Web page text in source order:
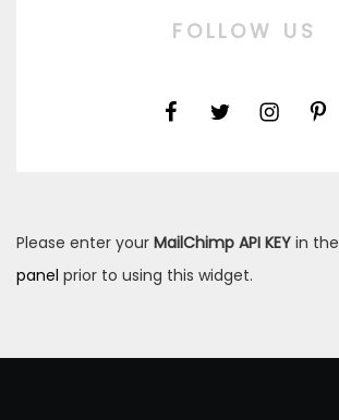
FOLLOW US
Please enter your MailChimp API KEY in the
panel prior to using this widget.